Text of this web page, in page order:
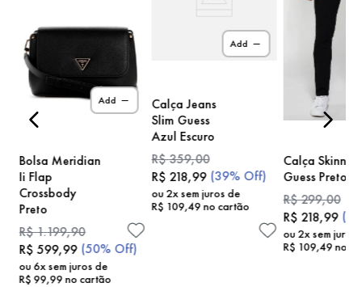
Add
Bolsa Meridian
Ii Flap
Crossbody
Preto
R$1.199,90
R$ 599,99 (50% Off)
ou 6x sem juros de
R$ 99,99no cartão
Add
Calça Jeans
Slim Guess
Azul Escuro
R$359,00
R$ 218,99 (39% Off)
ou2x sem juros de
R$ 109,49no cartão
Calça Skinny
Guess Preto
R$299,00
R$ 218,99 (
ou 2x sem juros
R$ 109,49no